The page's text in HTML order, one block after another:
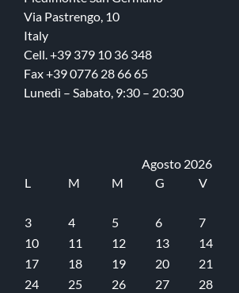
Via Pastrengo, 10
Italy
Cell. +39 379 10 36 348
Fax +39 0776 28 66 65
Lunedì – Sabato, 9:30 – 20:30
Agosto 2026
L
M M G V
3
4 5 6 7
10
11 12 13 14
17
18 19 20 21
24
25 26 27 28